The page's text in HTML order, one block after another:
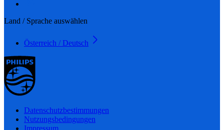
Land / Sprache auswählen
Österreich / Deutsch
Datenschutzbestimmungen
Nutzungsbedingungen
Impressum